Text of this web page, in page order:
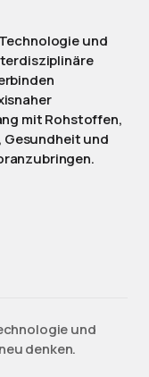
und
mit Rohstoffen,
und
und
denken.